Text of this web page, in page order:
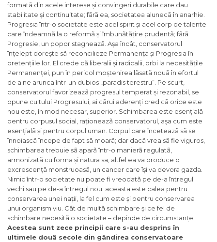
formatã din acele interese și convingeri durabile care dau
stabilitate și continuitate; fãrã ea, societatea alunecã în anarhie.
Progresia într-o societate este acel spirit și acel corp de talente
care îndeamnã la o reformã și îmbunãtãțire prudentã; fãrã
Progresie, un popor stagneazã. Așa încât, conservatorul
înțelept dorește sã reconcilieze Permanența și Progresia în
pretențiile lor. El crede cã liberalii și radicalii, orbi la necesitãțile
Permanenței, pun în pericol moștenirea lãsatã nouã în efortul
de a ne arunca într-un dubios „paradis terestru”. Pe scurt,
conservatorul favorizeazã progresul temperat și rezonabil, se
opune cultului Progresului, ai cãrui aderenți cred cã orice este
nou este, în mod necesar, superior. Schimbarea este esențialã
pentru corpusul social, raționeazã conservatorul, așa cum este
esențialã și pentru corpul uman. Corpul care înceteazã sã se
înnoiascã începe de fapt sã moarã; dar dacã vrea sã fie viguros,
schimbarea trebuie sã aparã într-o manierã regulatã,
armonizatã cu forma și natura sa, altfel ea va produce o
excrescențã monstruoasã, un cancer care își va devora gazda.
Nimic într-o societate nu poate fi vreodatã pe de-a întregul
vechi sau pe de-a întregul nou: aceasta este calea pentru
conservarea unei nații, la fel cum este și pentru conservarea
unui organism viu. Cât de multã schimbare și ce fel de
schimbare necesitã o societate – depinde de circumstanțe.
Acestea sunt zece principii care s-au desprins în
ultimele douã secole din gândirea conservatoare